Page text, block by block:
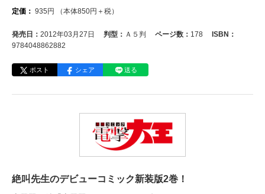
定価： 935 円 （本体850円＋税）
発売日： 2012年03月27日 判型： Ａ５判 ページ数： 178
ISBN：
9784048862882
ポスト シェア 送る
絶叫先生のデビューコミック新装版2巻！